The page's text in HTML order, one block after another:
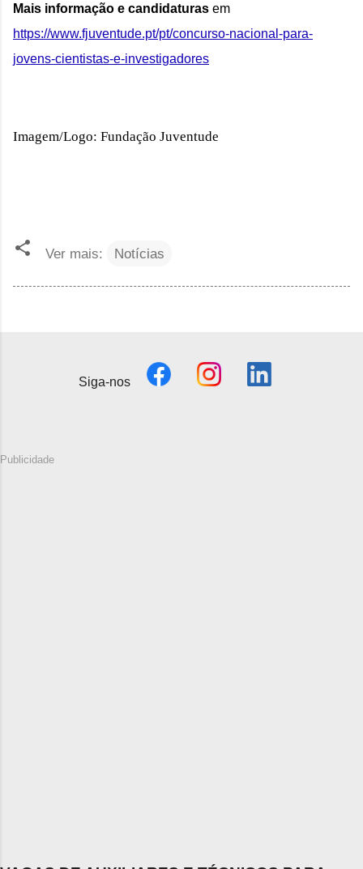
Mais informação e candidaturas
https://www.fjuventude.pt/pt/concurso-nacional-para-
jovens-cientistas-e-investigadores
Imagem/Logo: Fundação Juventude
Ver mais: Notícias
Siga-nos
Publicidade